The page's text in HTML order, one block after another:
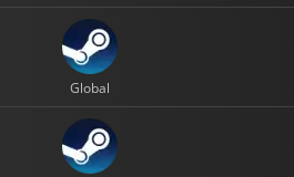
Global